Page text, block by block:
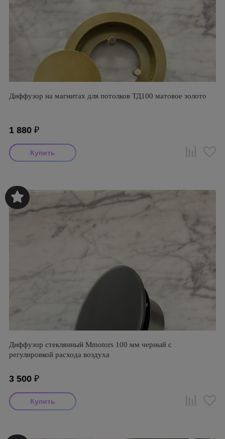
Диффузор на магнитах для потолков ТД100 матовое золото
1 880 ₽
Диффузор стеклянный Mmotors 100 мм черный с
регулировкой расхода воздуха
3 500 ₽